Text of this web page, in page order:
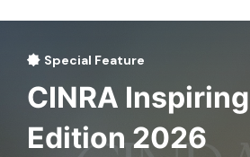
Special Feature
CINRA
Edition 2026